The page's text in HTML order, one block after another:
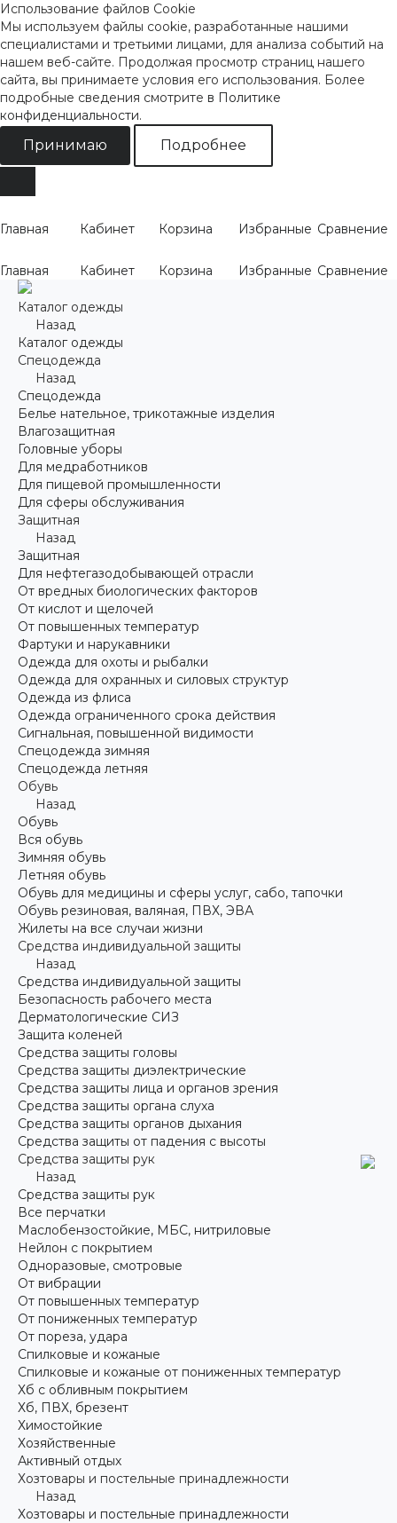
Использование файлов Cookie
Мы используем файлы cookie, разработанные нашими
специалистами и третьими лицами, для анализа событий на
нашем веб-сайте. Продолжая просмотр страниц нашего
сайта, вы принимаете условия его использования. Более
подробные сведения смотрите в Политике
конфиденциальности.
Принимаю Подробнее
Главная Кабинет Корзина Избранные Сравнение
Главная Кабинет Корзина Избранные Сравнение
Каталог одежды
Назад
Каталог одежды
Спецодежда
Назад
Спецодежда
Белье нательное, трикотажные изделия
Влагозащитная
Головные уборы
Для медработников
Для пищевой промышленности
Для сферы обслуживания
Защитная
Назад
Защитная
Для нефтегазодобывающей отрасли
От вредных биологических факторов
От кислот и щелочей
От повышенных температур
Фартуки и нарукавники
Одежда для охоты и рыбалки
Одежда для охранных и силовых структур
Одежда из флиса
Одежда ограниченного срока действия
Сигнальная, повышенной видимости
Спецодежда зимняя
Спецодежда летняя
Обувь
Назад
Обувь
Вся обувь
Зимняя обувь
Летняя обувь
Обувь для медицины и сферы услуг, сабо, тапочки
Обувь резиновая, валяная, ПВХ, ЭВА
Жилеты на все случаи жизни
Средства индивидуальной защиты
Назад
Средства индивидуальной защиты
Безопасность рабочего места
Дерматологические СИЗ
Защита коленей
Средства защиты головы
Средства защиты диэлектрические
Средства защиты лица и органов зрения
Средства защиты органа слуха
Средства защиты органов дыхания
Средства защиты от падения с высоты
Средства защиты рук
Назад
Средства защиты рук
Все перчатки
Маслобензостойкие, МБС, нитриловые
Нейлон с покрытием
Одноразовые, смотровые
От вибрации
От повышенных температур
От пониженных температур
От пореза, удара
Спилковые и кожаные
Спилковые и кожаные от пониженных температур
Хб с обливным покрытием
Хб, ПВХ, брезент
Химостойкие
Хозяйственные
Активный отдых
Хозтовары и постельные принадлежности
Назад
Хозтовары и постельные принадлежности